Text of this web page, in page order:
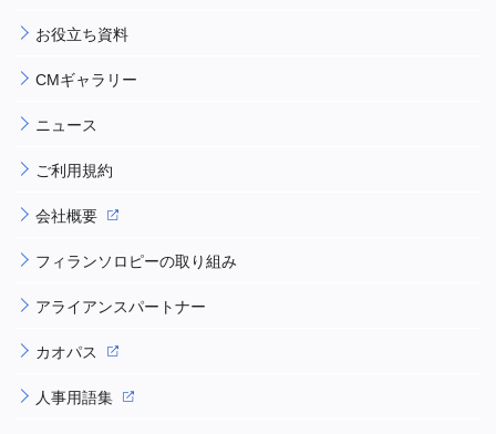
お役立ち資料
CMギャラリー
ニュース
ご利用規約
会社概要
フィランソロピーの取り組み
アライアンスパートナー
カオパス
人事用語集